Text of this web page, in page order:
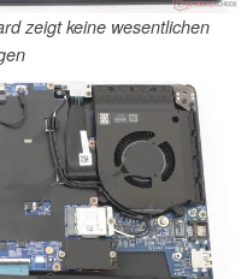
zeigt keine wesentlichen